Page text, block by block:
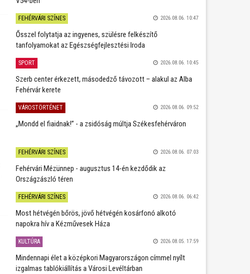
FEHÉRVÁRI SZÍNES 2026.08.06. 10:47
Ősszel folytatja az ingyenes, szülésre felkészítő
tanfolyamokat az Egészségfejlesztési Iroda
SPORT 2026.08.06. 10:45
Szerb center érkezett, másodedző távozott – alakul az Alba
Fehérvár kerete
VÁROSTÖRTÉNET 2026.08.06. 09:52
„Mondd el fiaidnak!” - a zsidóság múltja Székesfehérváron
FEHÉRVÁRI SZÍNES 2026.08.06. 07:03
Fehérvári Mézünnep - augusztus 14-én kezdődik az
Országzászló téren
FEHÉRVÁRI SZÍNES 2026.08.06. 06:42
Most hétvégén bőrös, jövő hétvégén kosárfonó alkotó
napokra hív a Kézművesek Háza
KULTÚRA 2026.08.05. 17:59
Mindennapi élet a középkori Magyarországon címmel nyílt
izgalmas tablókiállítás a Városi Levéltárban